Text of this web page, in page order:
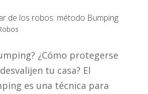
de los robos: método Bumping
¿Cómo protegerse
tu casa? El
es una técnica para